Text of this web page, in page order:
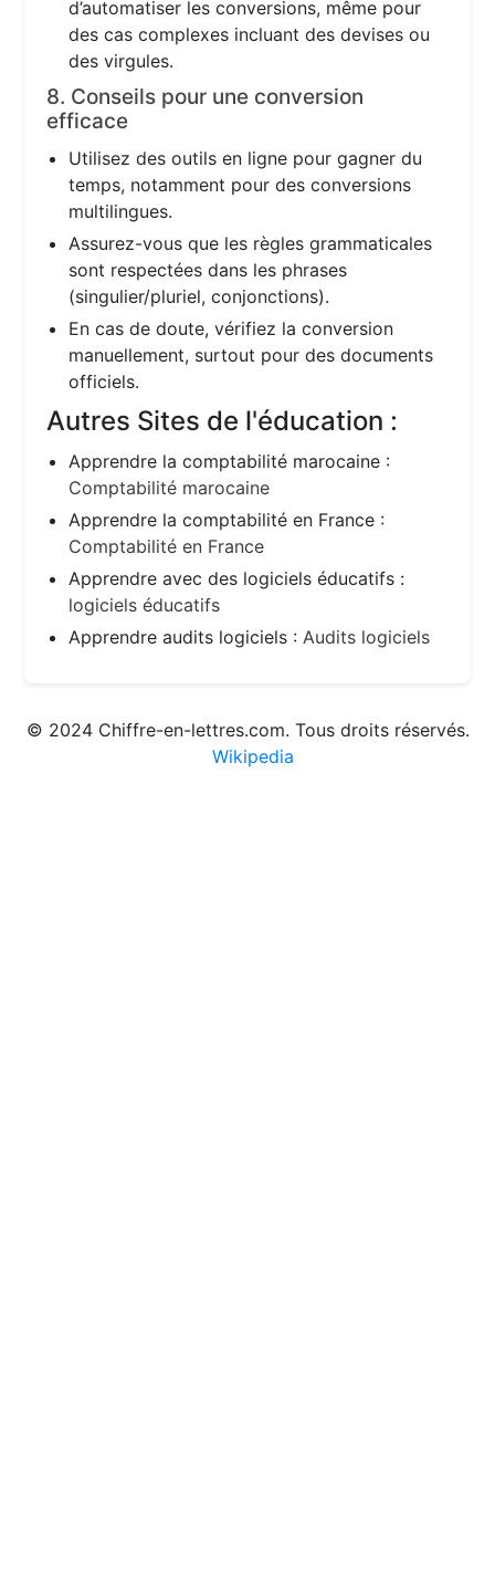
d’automatiser les conversions, même pour
des cas complexes incluant des devises ou
des virgules.
8. Conseils pour une conversion
efficace
Utilisez des outils en ligne pour gagner du
temps, notamment pour des conversions
multilingues.
Assurez-vous que les règles grammaticales
sont respectées dans les phrases
(singulier/pluriel, conjonctions).
En cas de doute, vérifiez la conversion
manuellement, surtout pour des documents
officiels.
Autres Sites de l'éducation :
Apprendre la comptabilité marocaine :
Comptabilité marocaine
Apprendre la comptabilité en France :
Comptabilité en France
Apprendre avec des logiciels éducatifs :
logiciels éducatifs
Apprendre audits logiciels :Audits logiciels
© 2024 Chiffre-en-lettres.com. Tous droits réservés.
Wikipedia